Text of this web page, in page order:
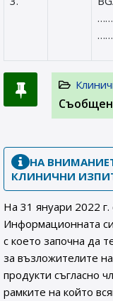
НА
КЛИНИЧНИ
На 31 януари 2022 г.
Информационната
с което започна да
за възложителите
продукти съгласно
рамките на който